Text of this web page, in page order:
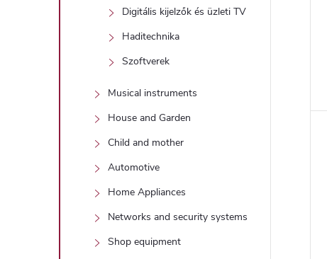
Digitális kijelzők és üzleti TV
Haditechnika
Szoftverek
Musical instruments
House and Garden
Child and mother
Automotive
Home Appliances
Networks and security systems
Shop equipment